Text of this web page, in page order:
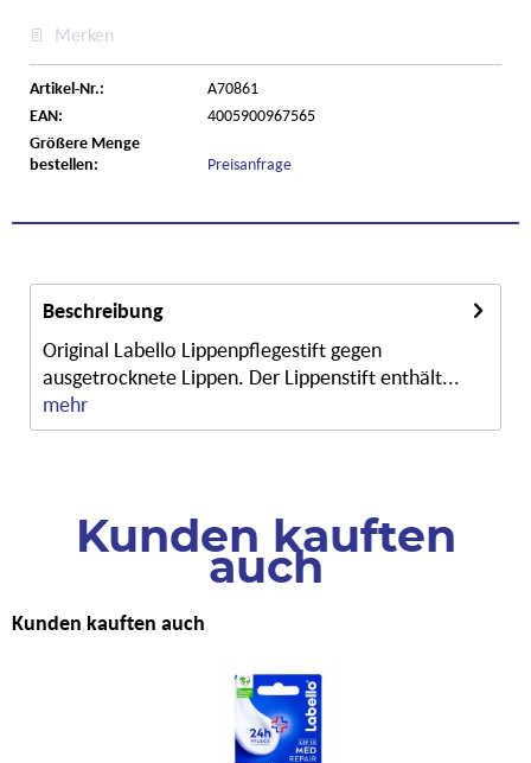
Merken
Artikel-Nr.:
A70861
EAN:
4005900967565
Größere Menge
bestellen:
Preisanfrage
Beschreibung
Original Labello Lippenpflegestift gegen
ausgetrocknete Lippen. Der Lippenstift enthält...
mehr
Kunden kauften
auch
Kunden kauften auch